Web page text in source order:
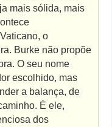
mais sólida, mais
o
Burke não propõe
O seu nome
escolhido, mas
a balança, de
É ele,
dos